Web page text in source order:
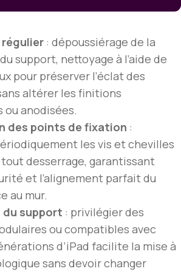
: dépoussiérage de la
support, nettoyage à l’aide de
pour préserver l’éclat des
altérer les finitions
ou anodisées.
des points de fixation :
les vis et chevilles
desserrage, garantissant
et l’alignement parfait du
au mur.
support : privilégier des
ou compatibles avec
d’iPad facilite la mise à
sans devoir changer